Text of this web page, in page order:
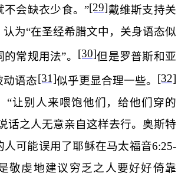
不会缺衣少食。”[29]戴维斯支持关
为“在圣经希腊文中，关身语态似
常规用法”。 [30]但是罗普斯和亚
动语态[31]似乎更显合理一些。 [32]
“让别人来喂饱他们，给他们穿的
话之人无意亲自这样去行。奥斯特
人可能误用了耶稣在马太福音6:25-
敬虔地建议穷乏之人要好好倚靠